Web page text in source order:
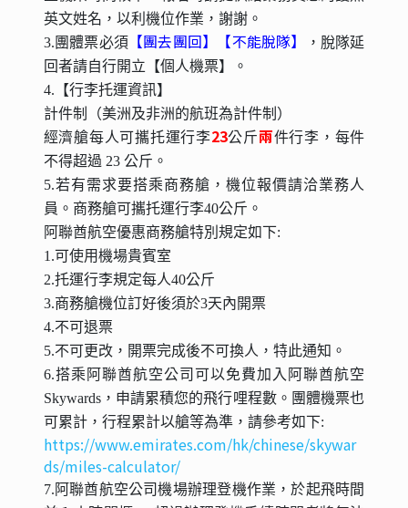
英文姓名，以利機位作業，謝謝。
3.團體票必須
【團去團回】【不能脫隊】
，脫隊延
回者請自行開立【個人機票】。
4.【行李托運資訊】
計件制（美洲及非洲的航班為計件制）
經濟艙每人可攜托運行李23公斤兩件行李，每件
不得超過 23 公斤。
5.若有需求要搭乘商務艙，機位報價請洽業務人
員。商務艙可攜托運行李40公斤。
阿聯酋航空優惠商務艙特別規定如下:
1.可使用機場貴賓室
2.托運行李規定每人40公斤
3.商務艙機位訂好後須於3天內開票
4.不可退票
5.不可更改，開票完成後不可換人，特此通知。
6.搭乘阿聯酋航空公司可以免費加入阿聯酋航空
Skywards，申請累積您的飛行哩程數。團體機票也
可累計，行程累計以艙等為準，請參考如下:
https://www.emirates.com/hk/chinese/skywar
ds/miles-calculator/
7.阿聯酋航空公司機場辦理登機作業，於起飛時間